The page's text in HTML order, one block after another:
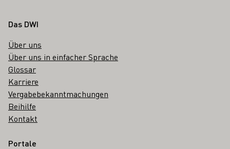
Fußbereich
Das DWI
Über uns
Über uns in einfacher Sprache
Glossar
Karriere
Vergabebekanntmachungen
Beihilfe
Kontakt
Portale